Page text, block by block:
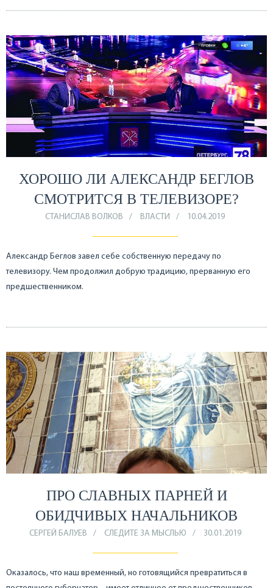
ХОРОШО ЛИ АЛЕКСАНДР БЕГЛОВ
СМОТРИТСЯ В ТЕЛЕВИЗОРЕ?
СТАНИСЛАВ ВОЛКОВ ВЛАСТИ 10.04.2019
Александр Беглов завел себе собственную передачу по
телевизору. Чем продолжил добрую традицию, прерванную его
предшественником.
ПРО СЛАВНЫХ ПАРНЕЙ И
ОБИДЧИВЫХ НАЧАЛЬНИКОВ
СЕРГЕЙ БАЛУЕВ СЛЕДИТЕ ЗА МЫСЛЬЮ 30.01.2019
Оказалось, что наш временный, но готовящийся превратиться в